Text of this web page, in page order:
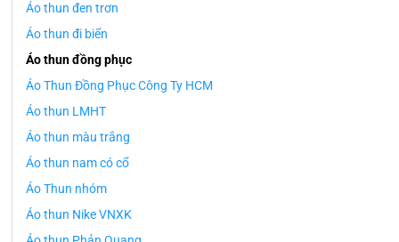
Áo thun đen trơn
Áo thun đi biển
Áo thun đồng phục
Áo Thun Đồng Phục Công Ty HCM
Áo thun LMHT
Áo thun màu trắng
Áo thun nam có cổ
Áo Thun nhóm
Áo thun Nike VNXK